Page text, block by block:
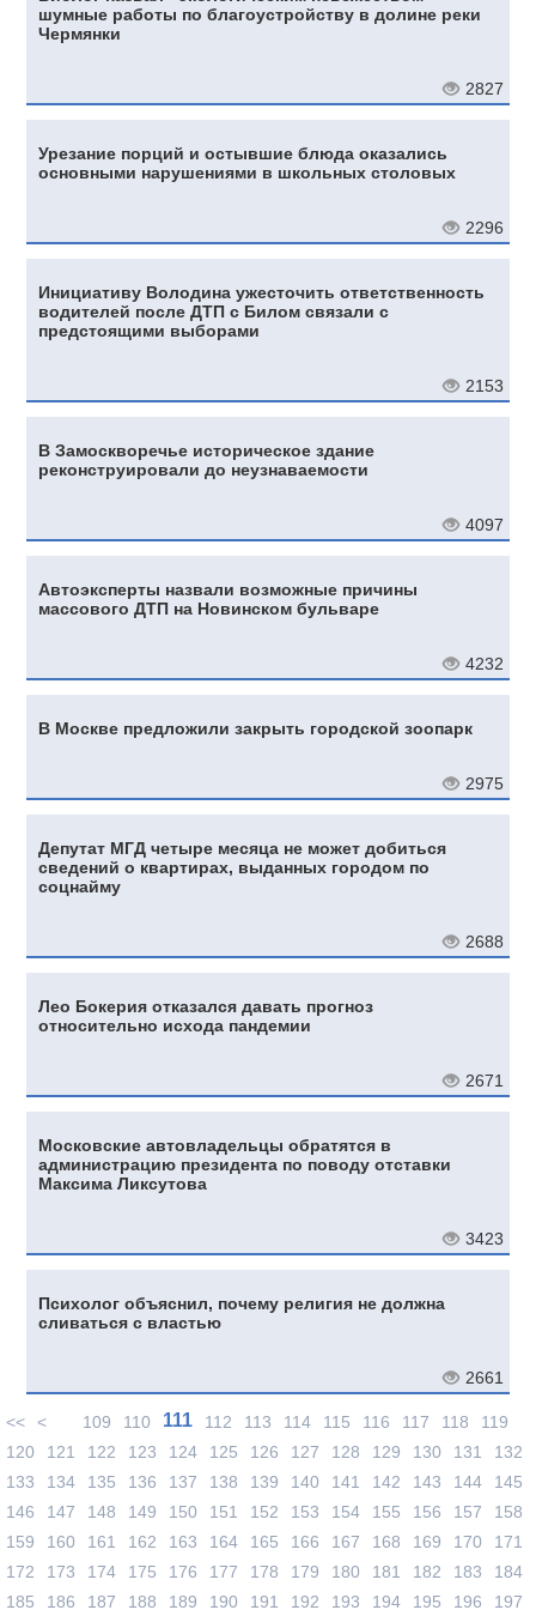
шумные работы по благоустройству в долине реки
Чермянки
2827
Урезание порций и остывшие блюда оказались
основными нарушениями в школьных столовых
2296
Инициативу Володина ужесточить ответственность
водителей после ДТП с Билом связали с
предстоящими выборами
2153
В Замоскворечье историческое здание
реконструировали до неузнаваемости
4097
Автоэксперты назвали возможные причины
массового ДТП на Новинском бульваре
4232
В Москве предложили закрыть городской зоопарк
2975
Депутат МГД четыре месяца не может добиться
сведений о квартирах, выданных городом по
соцнайму
2688
Лео Бокерия отказался давать прогноз
относительно исхода пандемии
2671
Московские автовладельцы обратятся в
администрацию президента по поводу отставки
Максима Ликсутова
3423
Психолог объяснил, почему религия не должна
сливаться с властью
2661
<< < 109 110 111 112 113 114 115 116 117 118
119
120
121 122 123 124 125 126 127 128 129 130 131
132
133
134 135 136 137 138 139 140 141 142 143 144
145
146
147 148 149 150 151 152 153 154 155 156 157
158
159
160 161 162 163 164 165 166 167 168 169 170
171
172
173 174 175 176 177 178 179 180 181 182 183
184
185
186 187 188 189 190 191 192 193 194 195 196 197